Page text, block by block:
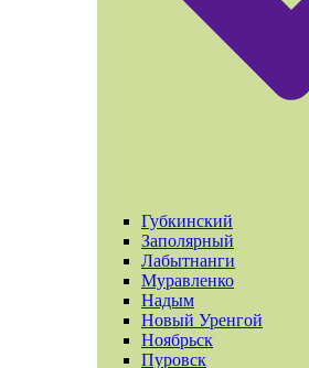
Губкинский
Заполярный
Лабытнанги
Муравленко
Надым
Новый Уренгой
Ноябрьск
Пуровск